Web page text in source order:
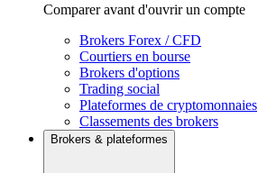
Comparer avant d'ouvrir un compte
Brokers Forex / CFD
Courtiers en bourse
Brokers d'options
Trading social
Plateformes de cryptomonnaies
Classements des brokers
Brokers & plateformes